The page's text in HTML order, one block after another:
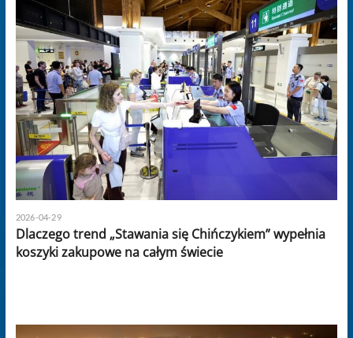
2026-04-29
Dlaczego trend „Stawania się Chińczykiem” wypełnia
koszyki zakupowe na całym świecie